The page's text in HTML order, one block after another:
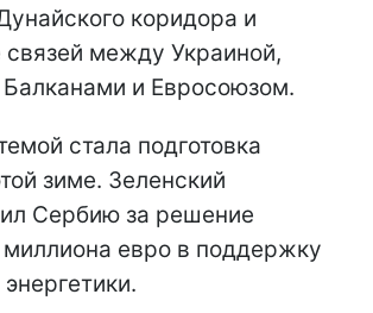
коридора и
связей между Украиной,
и Евросоюзом.
стала подготовка
зиме. Зеленский
Сербию за решение
евро в поддержку